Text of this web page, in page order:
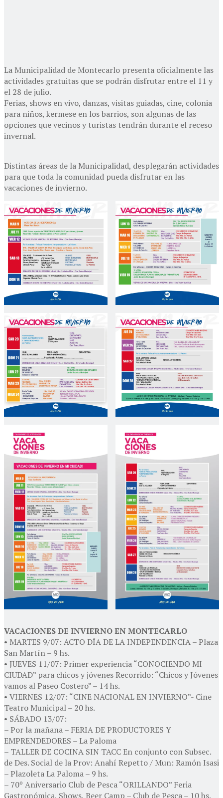
La Municipalidad de Montecarlo presenta oficialmente las
actividades gratuitas que se podrán disfrutar entre el 11 y
el 28 de julio.
Ferias, shows en vivo, danzas, visitas guiadas, cine, colonia
para niños, kermese en los barrios, son algunas de las
opciones que vecinos y turistas tendrán durante el receso
invernal.
Distintas áreas de la Municipalidad, desplegarán actividades
para que toda la comunidad pueda disfrutar en las
vacaciones de invierno.
VACACIONES DE INVIERNO EN MONTECARLO
• MARTES 9/07: ACTO DÍA DE LA INDEPENDENCIA – Plaza
San Martín – 9 hs.
• JUEVES 11/07: Primer experiencia “CONOCIENDO MI
CIUDAD” para chicos y jóvenes Recorrido: “Chicos y Jóvenes
vamos al Paseo Costero” – 14 hs.
• VIERNES 12/07: “CINE NACIONAL EN INVIERNO”- Cine
Teatro Municipal – 20 hs.
• SÁBADO 13/07:
– Por la mañana – FERIA DE PRODUCTORES Y
EMPRENDEDORES – La Paloma
– TALLER DE COCINA SIN TACC En conjunto con Subsec.
de Des. Social de la Prov: Anahí Repetto / Mun: Ramón Isasi
– Plazoleta La Paloma – 9 hs.
– 70º Aniversario Club de Pesca “ORILLANDO” Feria
Gastronómica, Shows, Beer Camp – Club de Pesca – 10 hs.